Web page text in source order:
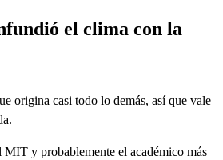
el clima con la
origina casi todo lo demás, así que vale
y probablemente el académico más